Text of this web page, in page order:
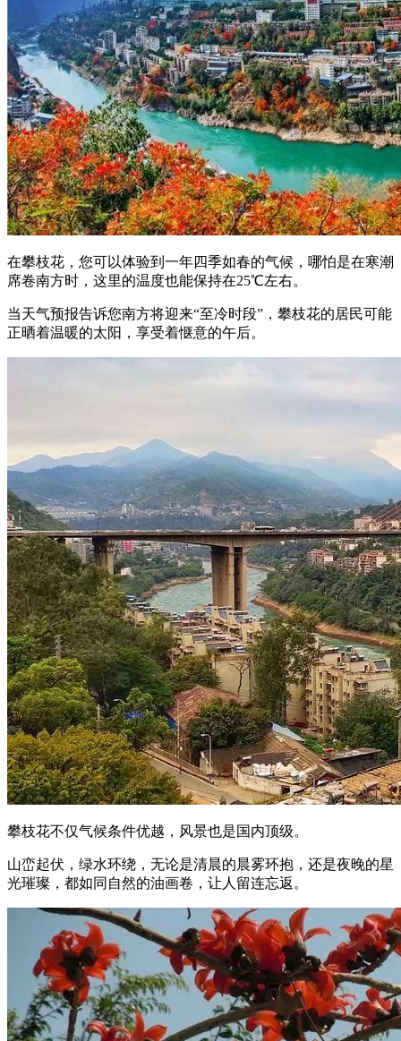
在攀枝花，您可以体验到一年四季如春的气候，哪怕是在寒潮
席卷南方时，这里的温度也能保持在25℃左右。
当天气预报告诉您南方将迎来“至冷时段”，攀枝花的居民可能
正晒着温暖的太阳，享受着惬意的午后。
攀枝花不仅气候条件优越，风景也是国内顶级。
山峦起伏，绿水环绕，无论是清晨的晨雾环抱，还是夜晚的星
光璀璨，都如同自然的油画卷，让人留连忘返。